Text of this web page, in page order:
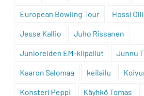
European Bowling Tour Hossi Olli
Jesse Kallio Juho Rissanen
Junioreiden EM-kilpailut Junnu
Kaaron Salomaa keilailu
Konsteri Peppi Käyhkö Tomas